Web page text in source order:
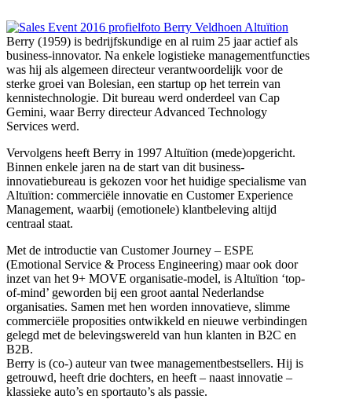
Berry (1959) is bedrijfskundige en al ruim 25 jaar actief als
business-innovator. Na enkele logistieke managementfuncties
was hij als algemeen directeur verantwoordelijk voor de
sterke groei van Bolesian, een startup op het terrein van
kennistechnologie. Dit bureau werd onderdeel van Cap
Gemini, waar Berry directeur Advanced Technology
Services werd.
Vervolgens heeft Berry in 1997 Altuïtion (mede)opgericht.
Binnen enkele jaren na de start van dit business-
innovatiebureau is gekozen voor het huidige specialisme van
Altuïtion: commerciële innovatie en Customer Experience
Management, waarbij (emotionele) klantbeleving altijd
centraal staat.
Met de introductie van Customer Journey – ESPE
(Emotional Service & Process Engineering) maar ook door
inzet van het 9+ MOVE organisatie-model, is Altuïtion ‘top-
of-mind’ geworden bij een groot aantal Nederlandse
organisaties. Samen met hen worden innovatieve, slimme
commerciële proposities ontwikkeld en nieuwe verbindingen
gelegd met de belevingswereld van hun klanten in B2C en
B2B.
Berry is (co-) auteur van twee managementbestsellers. Hij is
getrouwd, heeft drie dochters, en heeft – naast innovatie –
klassieke auto’s en sportauto’s als passie.